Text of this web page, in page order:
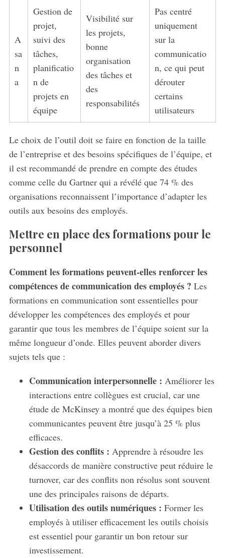
A
sa
n
a
Gestion de
projet,
suivi des
tâches,
planificatio
n de
projets en
équipe
Visibilité sur
les projets,
bonne
organisation
des tâches et
des
responsabilités
Pas centré
uniquement
sur la
communicatio
n, ce qui peut
dérouter
certains
utilisateurs
Le choix de l’outil doit se faire en fonction de la taille
de l’entreprise et des besoins spécifiques de l’équipe, et
il est recommandé de prendre en compte des études
comme celle du Gartner qui a révélé que 74 % des
organisations reconnaissent l’importance d’adapter les
outils aux besoins des employés.
Mettre en place des formations pour le
personnel
Comment les formations peuvent-elles renforcer les
compétences de communication des employés ? Les
formations en communication sont essentielles pour
développer les compétences des employés et pour
garantir que tous les membres de l’équipe soient sur la
même longueur d’onde. Elles peuvent aborder divers
sujets tels que :
Communication interpersonnelle : Améliorer les
interactions entre collègues est crucial, car une
étude de McKinsey a montré que des équipes bien
communicantes peuvent être jusqu’à 25 % plus
efficaces.
Gestion des conflits : Apprendre à résoudre les
désaccords de manière constructive peut réduire le
turnover, car des conflits non résolus sont souvent
une des principales raisons de départs.
Utilisation des outils numériques : Former les
employés à utiliser efficacement les outils choisis
est essentiel pour garantir un bon retour sur
investissement.
a
r